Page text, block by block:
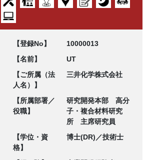
【登録No】
10000013
【名前】
UT
【ご所属（法
人名）】
三井化学株式会社
【所属部署／
役職】
研究開発本部 高分
子・複合材料研究
所 主席研究員
【学位・資
格】
博士(DR)／技術士